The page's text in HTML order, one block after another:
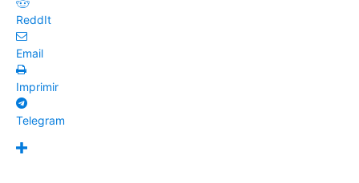
ReddIt
Email
Imprimir
Telegram